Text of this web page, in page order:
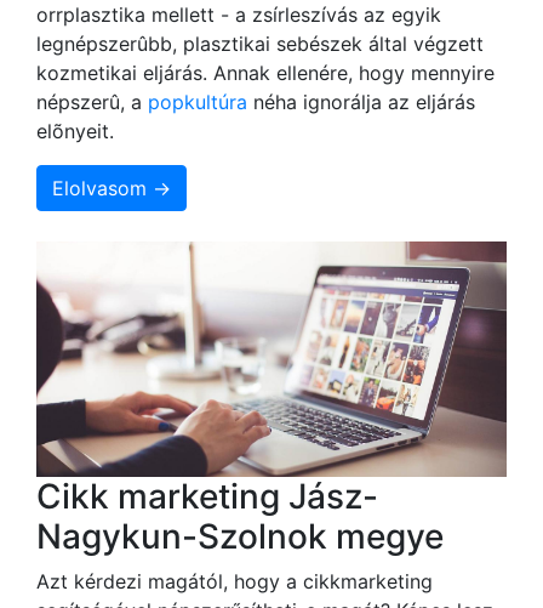
orrplasztika mellett - a zsírleszívás az egyik
legnépszerûbb, plasztikai sebészek által végzett
kozmetikai eljárás. Annak ellenére, hogy mennyire
népszerû, a popkultúra néha ignorálja az eljárás
elõnyeit.
Elolvasom →
Cikk marketing Jász-
Nagykun-Szolnok megye
Azt kérdezi magától, hogy a cikkmarketing